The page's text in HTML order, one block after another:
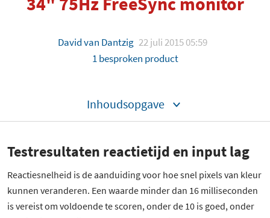
David van Dantzig 22 juli 2015 05:59
1 besproken product
Inhoudsopgave
Testresultaten reactietijd en input lag
Reactiesnelheid is de aanduiding voor hoe snel pixels van kleur
kunnen veranderen. Een waarde minder dan 16 milliseconden
is vereist om voldoende te scoren, onder de 10 is goed, onder